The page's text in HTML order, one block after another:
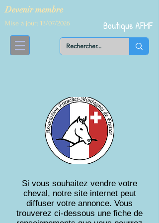
Devenir membre
Mise à jour: 13/07/2026 Boutique AFMF
Si vous souhaitez vendre votre
cheval, notre site internet peut
diffuser votre annonce. Vous
trouverez ci-dessous une fiche de